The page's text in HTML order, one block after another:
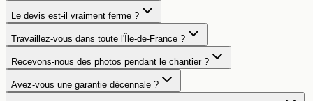
Le devis est-il vraiment ferme ?
Travaillez-vous dans toute l'Île-de-France ?
Recevons-nous des photos pendant le chantier ?
Avez-vous une garantie décennale ?